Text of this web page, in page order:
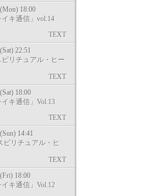
18:00
イキ通信」vol.14
TEXT
22:51
リチュアル・ヒー
TEXT
18:00
イキ通信」Vol.13
TEXT
14:41
ピリチュアル・ヒ
TEXT
18:00
イキ通信」Vol.12